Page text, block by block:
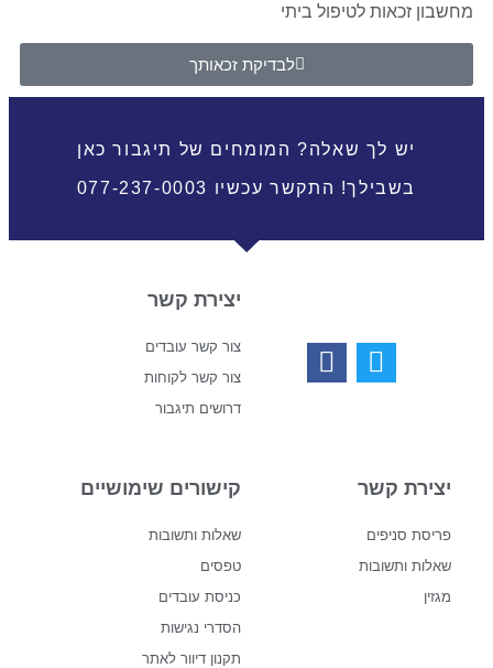
מחשבון זכאות לטיפול ביתי
לבדיקת זכאותך
יש לך שאלה? המומחים של תיגבור כאן
בשבילך! התקשר עכשיו 077-237-0003
יצירת קשר
צור קשר עובדים
צור קשר לקוחות
דרושים תיגבור
יצירת קשר
פריסת סניפים
שאלות ותשובות
מגזין
קישורים שימושיים
שאלות ותשובות
טפסים
כניסת עובדים
הסדרי נגישות
תקנון דיוור לאתר